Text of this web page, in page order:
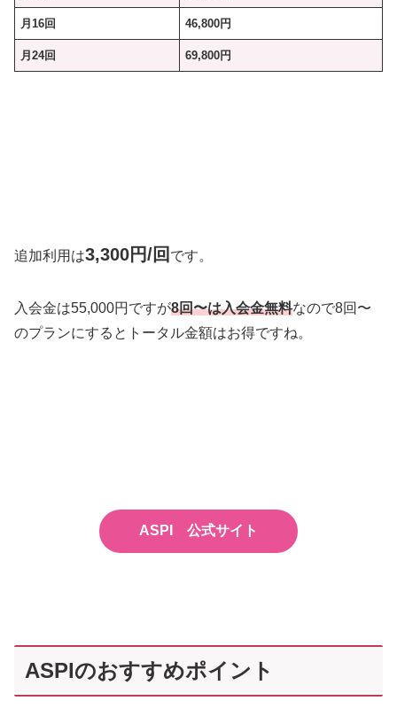
月16回 46,800円
月24回 69,800円
追加利用は3,300円/回 です。
入会金は55,000円ですが8回〜は入会金無料なので8回〜
のプランにするとトータル金額はお得ですね。
ASPI 公式サイト
ASPIのおすすめポイント